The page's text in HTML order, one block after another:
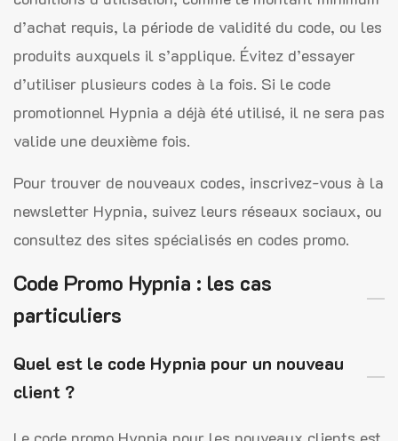
d’achat requis, la période de validité du code, ou les
produits auxquels il s’applique. Évitez d’essayer
d’utiliser plusieurs codes à la fois. Si le code
promotionnel Hypnia a déjà été utilisé, il ne sera pas
valide une deuxième fois.
Pour trouver de nouveaux codes, inscrivez-vous à la
newsletter Hypnia, suivez leurs réseaux sociaux, ou
consultez des sites spécialisés en codes promo.
Code Promo Hypnia : les cas
particuliers
Quel est le code Hypnia pour un nouveau
client ?